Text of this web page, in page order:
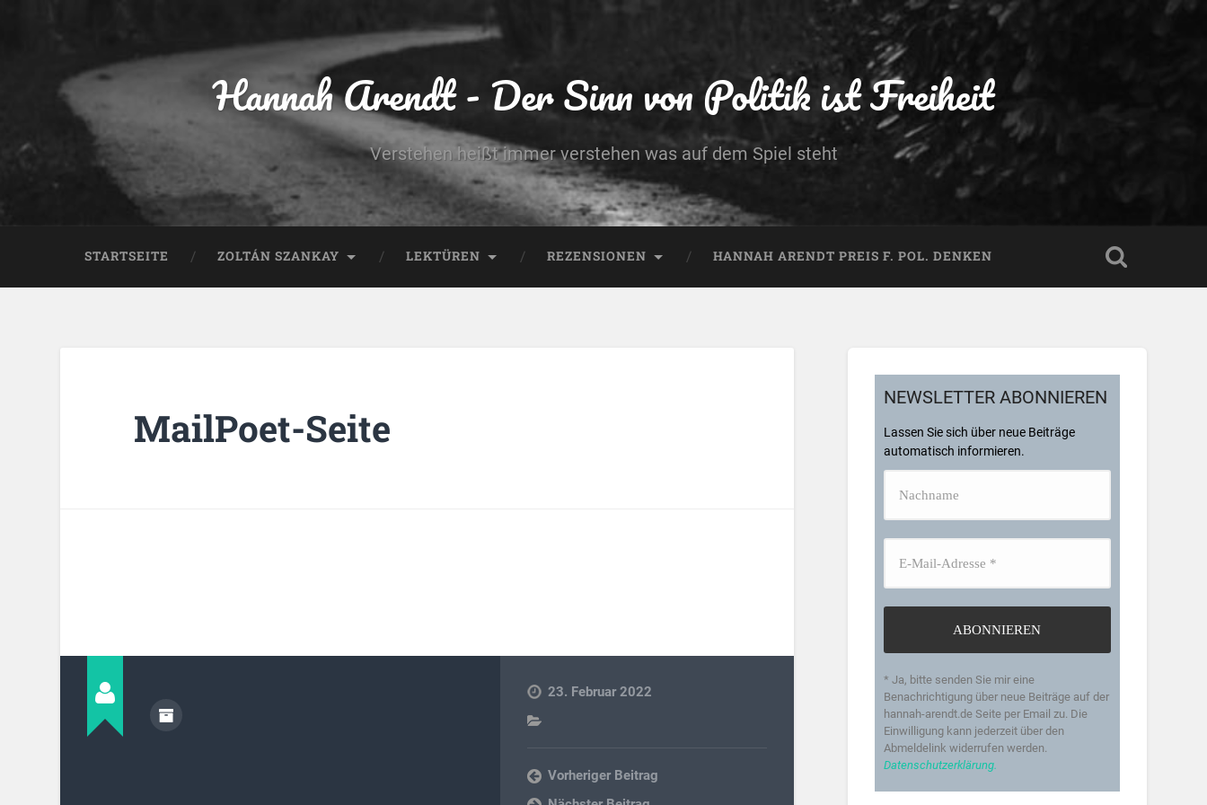
Hannah Arendt - Der Sinn von Politik ist Freiheit
Verstehen heißt immer verstehen was auf dem Spiel steht
STARTSEITE ZOLTÁN SZANKAY LEKTÜREN REZENSIONEN HANNAH ARENDT PREIS F. POL. DENKEN
MailPoet-Seite
23. Februar 2022
Vorheriger Beitrag
NEWSLETTER ABONNIEREN
Lassen Sie sich über neue Beiträge
automatisch informieren.
* Ja, bitte senden Sie mir eine
Benachrichtigung über neue Beiträge auf der
hannah-arendt.de Seite per Email zu. Die
Einwilligung kann jederzeit über den
Abmeldelink widerrufen werden.
Datenschutzerklärung.